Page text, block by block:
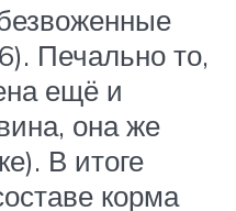
Печально то,
ещё и
она же
В итоге
корма